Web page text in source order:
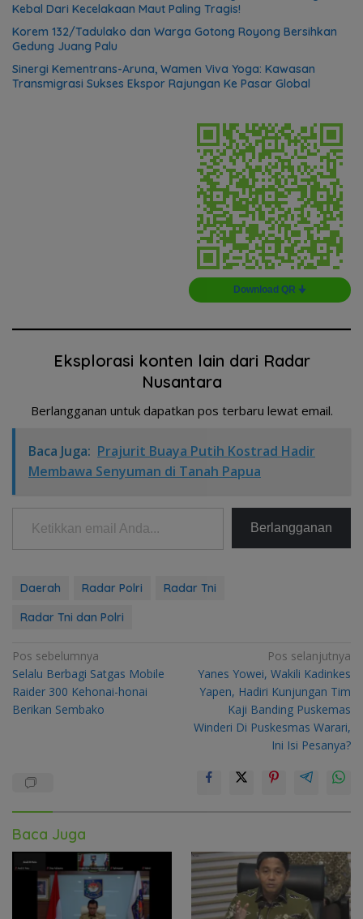
Kebal Dari Kecelakaan Maut Paling Tragis!
Korem 132/Tadulako dan Warga Gotong Royong Bersihkan
Gedung Juang Palu
Sinergi Kementrans-Aruna, Wamen Viva Yoga: Kawasan
Transmigrasi Sukses Ekspor Rajungan Ke Pasar Global
Download QR 🠋
Eksplorasi konten lain dari Radar
Nusantara
Berlangganan untuk dapatkan pos terbaru lewat email.
Baca Juga: Prajurit Buaya Putih Kostrad Hadir
Membawa Senyuman di Tanah Papua
Ketikkan email Anda...
Berlangganan
Daerah Radar Polri
Radar Tni
Radar Tni dan Polri
Navigasi
pos
Pos sebelumnya
Selalu Berbagi Satgas Mobile
Raider 300 Kehonai-honai
Berikan Sembako
Pos selanjutnya
Yanes Yowei, Wakili Kadinkes
Yapen, Hadiri Kunjungan Tim
Kaji Banding Puskemas
Winderi Di Puskesmas Warari,
Ini Isi Pesanya?
Baca Juga